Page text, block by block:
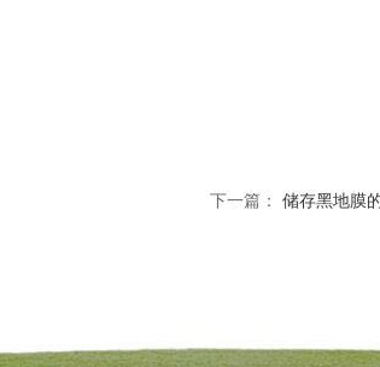
下一篇： 储存黑地膜